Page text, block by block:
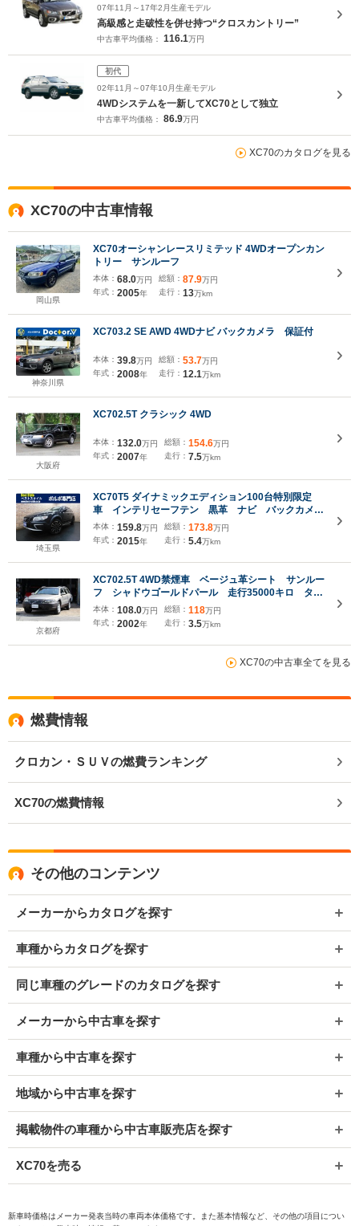
07年11月～17年2月生産モデル
高級感と走破性を併せ持つ“クロスカントリー”
中古車平均価格： 116.1万円
初代
02年11月～07年10月生産モデル
4WDシステムを一新してXC70として独立
中古車平均価格： 86.9万円
XC70のカタログを見る
XC70の中古車情報
岡山県
XC70オーシャンレースリミテッド 4WDオープンカン
トリー サンルーフ
本体： 68.0万円
年式： 2005年
総額： 87.9万円
走行： 13万km
神奈川県
XC703.2 SE AWD 4WDナビ バックカメラ 保証付
本体： 39.8万円
年式： 2008年
総額： 53.7万円
走行： 12.1万km
大阪府
XC702.5T クラシック 4WD
本体： 132.0万円
年式： 2007年
総額： 154.6万円
走行： 7.5万km
埼玉県
XC70T5 ダイナミックエディション100台特別限定
車 インテリセーフテン 黒革 ナビ バックカメ
ラ スマートキー DSRC キセノン 前後パークト
ロニック ステアリングヒーター アイシン製8速オ
ートマ 2オナ 禁煙車 整備記録簿 2015モデル
本体： 159.8万円
年式： 2015年
総額： 173.8万円
走行： 5.4万km
京都府
XC702.5T 4WD禁煙車 ベージュ革シート サンルー
フ シャドウゴールドパール 走行35000キロ ター
ボ 2003年モデル 4WD ダンロップオールシーズ
ンタイヤ ルーフレール 樹脂バンパー キーレス
スペアキー
本体： 108.0万円
年式： 2002年
総額： 118万円
走行： 3.5万km
XC70の中古車全てを見る
燃費情報
クロカン・ＳＵＶの燃費ランキング
XC70の燃費情報
その他のコンテンツ
メーカーからカタログを探す
車種からカタログを探す
同じ車種のグレードのカタログを探す
メーカーから中古車を探す
車種から中古車を探す
地域から中古車を探す
掲載物件の車種から中古車販売店を探す
XC70を売る
新車時価格はメーカー発表当時の車両本体価格です。また基本情報など、その他の項目につい